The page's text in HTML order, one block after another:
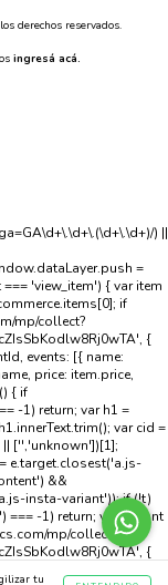
tu
derechos reservados.
ingresá acá.
) ||
=
'view_item') { var item
if
mp/collect?
{
events: [{ name:
price: item.price,
{ if
-1) return; var h1 =
var cid =
|| ['','unknown'])[1];
e.target.closest('a.js-
&&
insta-variant')); if (!t)
-1) return; var variant
mp/collect?
{
[{ name: